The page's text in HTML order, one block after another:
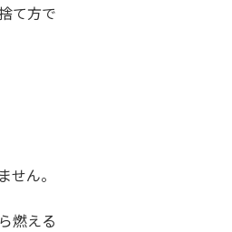
て方で
ん。
燃える